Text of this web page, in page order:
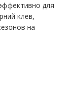
для
клев,
на